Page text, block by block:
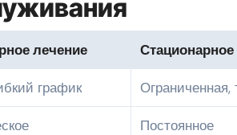
лечение
график Ограниченная,
Постоянное